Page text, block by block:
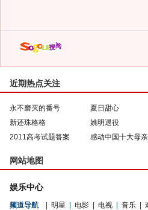
近期热点关注
永不磨灭的番号 夏日甜心
新还珠格格
姚明退役
2011高考试题答案
感动中国十大母
网站地图
娱乐中心
频道导航 明星 电影 电视 音乐